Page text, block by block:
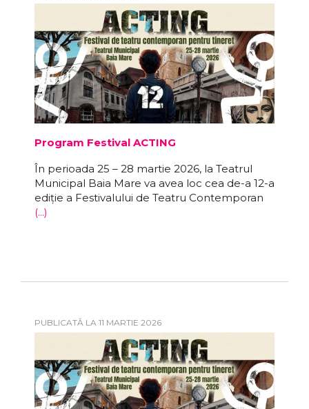
Program Festival ACTING
În perioada 25 – 28 martie 2026, la Teatrul
Municipal Baia Mare va avea loc cea de-a 12-a
ediție a Festivalului de Teatru Contemporan
(...)
PUBLICATĂ LA 11 MARTIE 2026